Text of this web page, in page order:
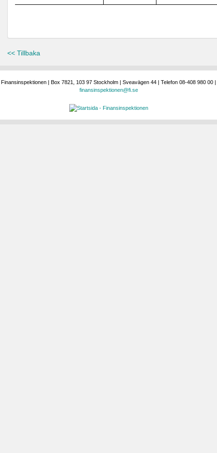
<< Tillbaka
Finansinspektionen | Box 7821, 103 97 Stockholm | Sveavägen 44 | Telefon 08-408 980 00 |
finansinspektionen@fi.se